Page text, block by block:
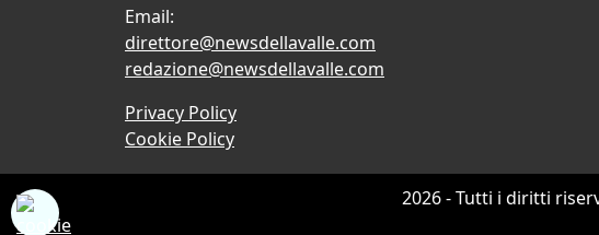
Email:
direttore@newsdellavalle.com
redazione@newsdellavalle.com
Privacy Policy
Cookie Policy
2026 - Tutti i diritti